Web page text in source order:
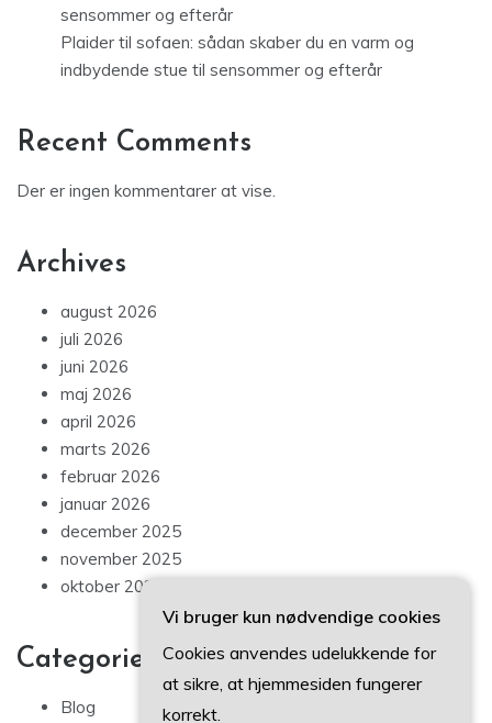
sensommer og efterår
Plaider til sofaen: sådan skaber du en varm og
indbydende stue til sensommer og efterår
Recent Comments
Der er ingen kommentarer at vise.
Archives
august 2026
juli 2026
juni 2026
maj 2026
april 2026
marts 2026
februar 2026
januar 2026
december 2025
november 2025
oktober 2025
Categories
Blog
Vi bruger kun nødvendige cookies
Cookies anvendes udelukkende for
at sikre, at hjemmesiden fungerer
korrekt.